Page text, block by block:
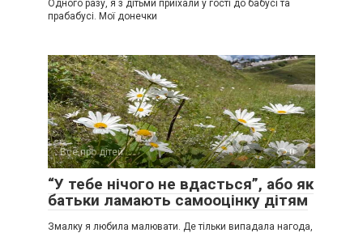
Одного разу, я з дітьми приїхали у гості до бабусі та
прабабусі. Мої донечки
Все про дітей 0
“У тебе нічого не вдасться”, або як
батьки ламають самооцінку дітям
Змалку я любила малювати. Де тільки випадала нагода,